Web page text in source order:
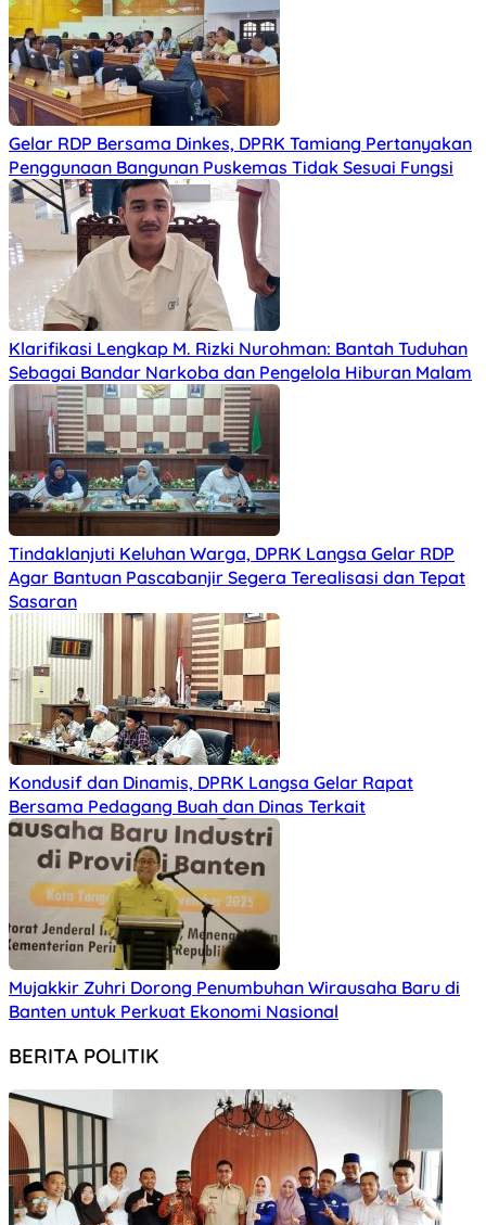
Gelar RDP Bersama Dinkes, DPRK Tamiang Pertanyakan
Penggunaan Bangunan Puskemas Tidak Sesuai Fungsi
Klarifikasi Lengkap M. Rizki Nurohman: Bantah Tuduhan
Sebagai Bandar Narkoba dan Pengelola Hiburan Malam
Tindaklanjuti Keluhan Warga, DPRK Langsa Gelar RDP
Agar Bantuan Pascabanjir Segera Terealisasi dan Tepat
Sasaran
Kondusif dan Dinamis, DPRK Langsa Gelar Rapat
Bersama Pedagang Buah dan Dinas Terkait
Mujakkir Zuhri Dorong Penumbuhan Wirausaha Baru di
Banten untuk Perkuat Ekonomi Nasional
BERITA POLITIK